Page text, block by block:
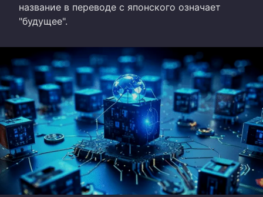
название в переводе с японского означает
"будущее".